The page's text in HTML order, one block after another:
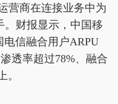
营商在连接业务中为
。财报显示，中国移
电信融合用户ARPU
透率超过78%、融合
。